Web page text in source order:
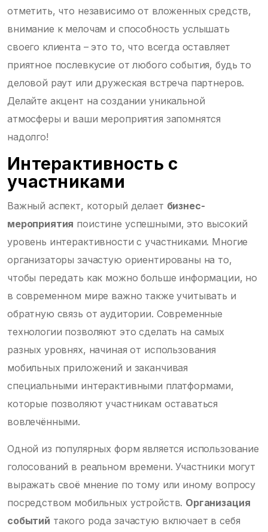
отметить, что независимо от вложенных средств,
внимание к мелочам и способность услышать
своего клиента – это то, что всегда оставляет
приятное послевкусие от любого события, будь то
деловой раут или дружеская встреча партнеров.
Делайте акцент на создании уникальной
атмосферы и ваши мероприятия запомнятся
надолго!
Интерактивность с
участниками
Важный аспект, который делает бизнес-
мероприятия поистине успешными, это высокий
уровень интерактивности с участниками. Многие
организаторы зачастую ориентированы на то,
чтобы передать как можно больше информации, но
в современном мире важно также учитывать и
обратную связь от аудитории. Современные
технологии позволяют это сделать на самых
разных уровнях, начиная от использования
мобильных приложений и заканчивая
специальными интерактивными платформами,
которые позволяют участникам оставаться
вовлечёнными.
Одной из популярных форм является использование
голосований в реальном времени. Участники могут
выражать своё мнение по тому или иному вопросу
посредством мобильных устройств. Организация
событий такого рода зачастую включает в себя